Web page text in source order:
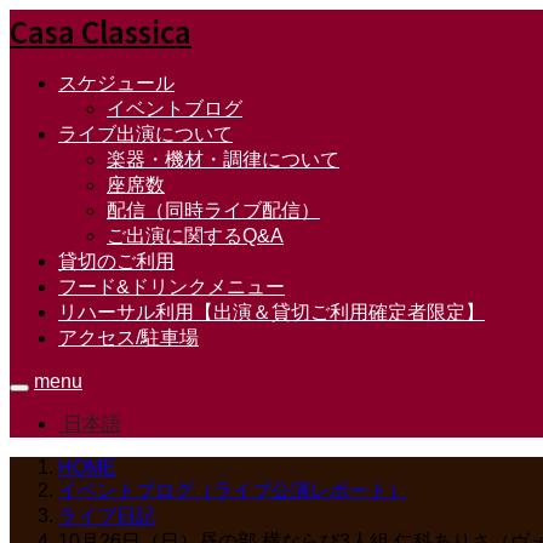
Casa Classica
スケジュール
イベントブログ
ライブ出演について
楽器・機材・調律について
座席数
配信（同時ライブ配信）
ご出演に関するQ&A
貸切のご利用
フード&ドリンクメニュー
リハーサル利用【出演＆貸切ご利用確定者限定】
アクセス/駐車場
menu
日本語
HOME
イベントブログ（ライブ公演レポート）
ライブ日記